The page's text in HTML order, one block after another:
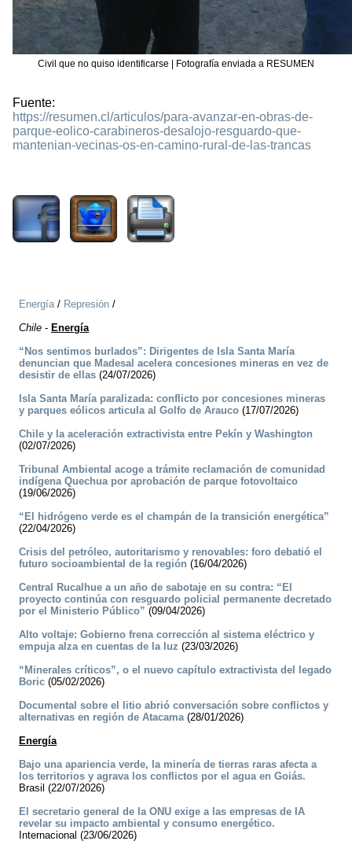
Civil que no quiso identificarse | Fotografía enviada a RESUMEN
Fuente:
https://resumen.cl/articulos/para-avanzar-en-obras-de-
parque-eolico-carabineros-desalojo-resguardo-que-
mantenian-vecinas-os-en-camino-rural-de-las-trancas
Energía/ Represión /
Chile - Energía
“Nos sentimos burlados”: Dirigentes de Isla Santa María
denuncian que Madesal acelera concesiones mineras en vez de
desistir de ellas (24/07/2026)
Isla Santa María paralizada: conflicto por concesiones mineras
y parques eólicos articula al Golfo de Arauco (17/07/2026)
Chile y la aceleración extractivista entre Pekín y Washington
(02/07/2026)
Tribunal Ambiental acoge a trámite reclamación de comunidad
indígena Quechua por aprobación de parque fotovoltaico
(19/06/2026)
“El hidrógeno verde es el champán de la transición energética”
(22/04/2026)
Crisis del petróleo, autoritarismo y renovables: foro debatió el
futuro socioambiental de la región (16/04/2026)
Central Rucalhue a un año de sabotaje en su contra: “El
proyecto continúa con resguardo policial permanente decretado
por el Ministerio Público” (09/04/2026)
Alto voltaje: Gobierno frena corrección al sistema eléctrico y
empuja alza en cuentas de la luz (23/03/2026)
“Minerales críticos”, o el nuevo capítulo extractivista del legado
Boric (05/02/2026)
Documental sobre el litio abrió conversación sobre conflictos y
alternativas en región de Atacama(28/01/2026)
Energía
Bajo una apariencia verde, la minería de tierras raras afecta a
los territorios y agrava los conflictos por el agua en Goiás.
Brasil (22/07/2026)
El secretario general de la ONU exige a las empresas de IA
revelar su impacto ambiental y consumo energético.
Internacional (23/06/2026)